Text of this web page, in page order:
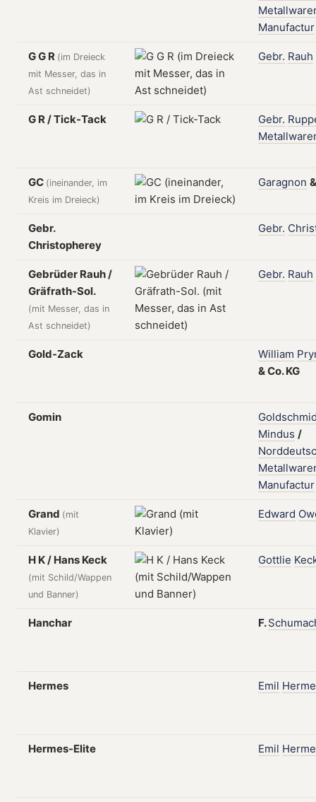
Manufactur
G G R (im Dreieck
mit Messer, das in
Ast schneidet)
Gebr. Rauh
G R / Tick-Tack Gebr.
GC (ineinander, im
Kreis im Dreieck)
Garagnon
Gebr.
Christopherey
Gebr.
Gebrüder Rauh /
Gräfrath-Sol.
(mit Messer, das in
Ast schneidet)
Gebr. Rauh
Gold-Zack William
&Co.KG
Gomin
Mindus /
Manufactur
Grand (mit
Klavier)
Edward
H K / Hans Keck
(mit Schild/Wappen
und Banner)
Gottlie
Hanchar F.
Hermes Emil
Hermes-Elite Emil